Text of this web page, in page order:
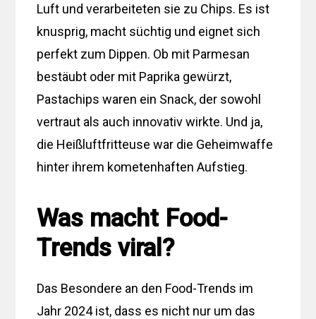
Luft und verarbeiteten sie zu Chips. Es ist
knusprig, macht süchtig und eignet sich
perfekt zum Dippen. Ob mit Parmesan
bestäubt oder mit Paprika gewürzt,
Pastachips waren ein Snack, der sowohl
vertraut als auch innovativ wirkte. Und ja,
die Heißluftfritteuse war die Geheimwaffe
hinter ihrem kometenhaften Aufstieg.
Was macht Food-
Trends viral?
Das Besondere an den Food-Trends im
Jahr 2024 ist, dass es nicht nur um das